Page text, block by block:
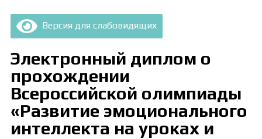
Версия для слабовидящих
Электронный диплом о
прохождении
Всероссийской олимпиады
«Развитие эмоционального
интеллекта на уроках и